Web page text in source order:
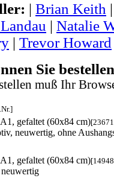
| Brian Keith
| Natalie
| Trevor Howard
Sie
muß Ihr
gefaltet (60x84 cm)
neuwertig, ohne
gefaltet (60x84 cm)